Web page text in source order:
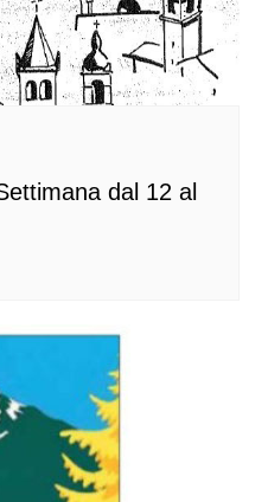
dal 12 al